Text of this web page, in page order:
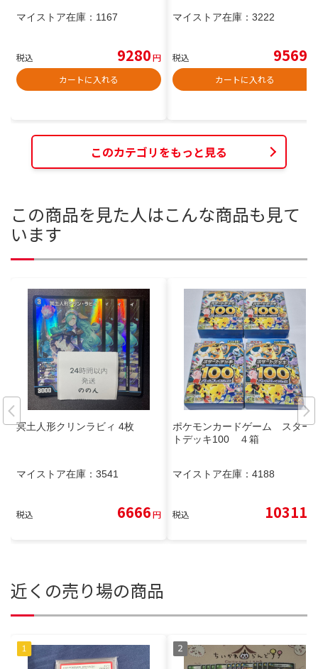
マイストア在庫： 1167
税込 9280円
カートに入れる
マイストア在庫： 3222
税込 9569
カートに入れる
このカテゴリをもっと見る
この商品を見た人はこんな商品も見て
います
冥土人形クリンラビィ 4枚
マイストア在庫： 3541
税込 6666円
ポケモンカードゲーム スター
トデッキ100 ４箱
マイストア在庫： 4188
税込 10311
近くの売り場の商品